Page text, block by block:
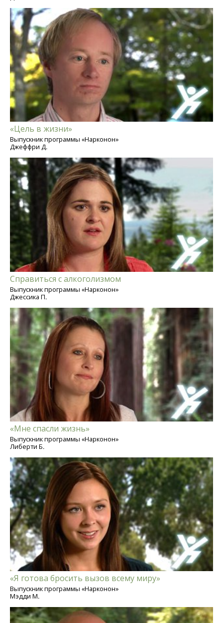
«Цель в жизни»
Выпускник программы «Нарконон»
Джеффри Д.
Справиться с алкоголизмом
Выпускник программы «Нарконон»
Джессика П.
«Мне спасли жизнь»
Выпускник программы «Нарконон»
Либерти Б.
«Я готова бросить вызов всему миру»
Выпускник программы «Нарконон»
Мэдди М.